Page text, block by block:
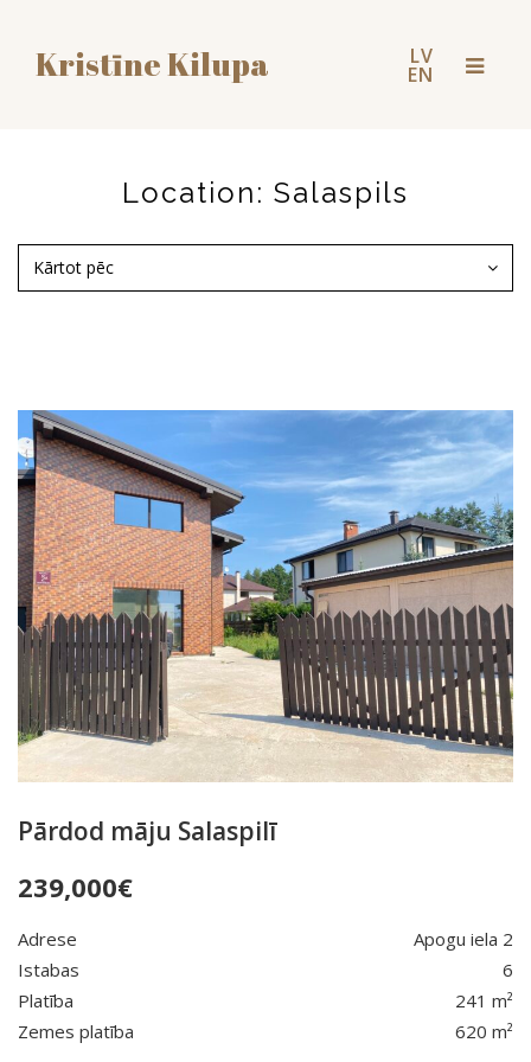
Kristīne Kilupa LV
EN
Toggle
Location: Salaspils
Kārtot pēc
Pārdod māju Salaspilī
239,000€
Adrese
Apogu iela 2
Istabas
6
Platība
241 m²
Zemes platība
620 m²